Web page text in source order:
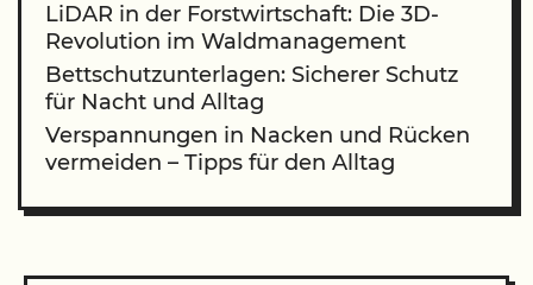
LiDAR in der Forstwirtschaft: Die 3D-
Revolution im Waldmanagement
Bettschutzunterlagen: Sicherer Schutz
für Nacht und Alltag
Verspannungen in Nacken und Rücken
vermeiden – Tipps für den Alltag